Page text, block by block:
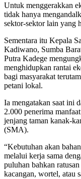
Untuk menggerakkan
tidak hanya
sektor-sektor lain yang
Sementara itu Kepala
Kadiwano, Sumba
Putra Kadege
menghidupkan rantai
bagi masyarakat
petani lokal.
Ia mengatakan saat ini
2.000 penerima
jenjang taman kanak-
(SMA).
“Kebutuhan akan
melalui kerja sama
puluhan bahkan
kacangan, wortel, atau